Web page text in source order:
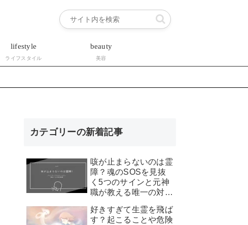
lifestyle
ライフスタイル
beauty
美容
カテゴリーの新着記事
咳が止まらないのは霊
障？魂のSOSを見抜
く5つのサインと元神
職が教える唯一の対処
好きすぎて生霊を飛ば
す？起こることや危険